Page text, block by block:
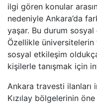
ilgi gören konular
nedeniyle Ankara’da
yaşar. Bu durum sosyal
Özellikle
sosyal etkileşim
kişilerle tanışmak için
Ankara travesti ilanları
Kızılay bölgelerinin